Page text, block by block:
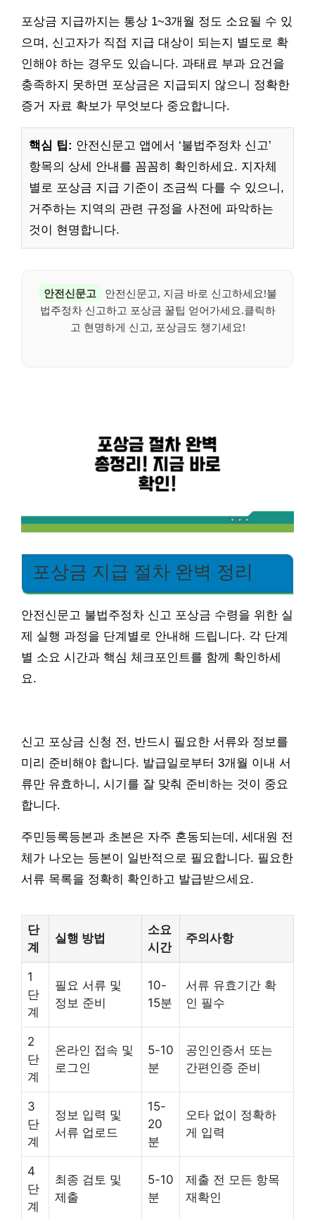
포상금 지급까지는 통상 1~3개월 정도 소요될 수 있
으며, 신고자가 직접 지급 대상이 되는지 별도로 확
인해야 하는 경우도 있습니다. 과태료 부과 요건을
충족하지 못하면 포상금은 지급되지 않으니 정확한
증거 자료 확보가 무엇보다 중요합니다.
핵심 팁: 안전신문고 앱에서 ‘불법주정차 신고’
항목의 상세 안내를 꼼꼼히 확인하세요. 지자체
별로 포상금 지급 기준이 조금씩 다를 수 있으니,
거주하는 지역의 관련 규정을 사전에 파악하는
것이 현명합니다.
안전신문고
안전신문고, 지금 바로 신고하세요!불
법주정차 신고하고 포상금 꿀팁 얻어가세요.클릭하
고 현명하게 신고, 포상금도 챙기세요!
포상금 지급 절차 완벽 정리
안전신문고 불법주정차 신고 포상금 수령을 위한 실
제 실행 과정을 단계별로 안내해 드립니다. 각 단계
별 소요 시간과 핵심 체크포인트를 함께 확인하세
요.
신고 포상금 신청 전, 반드시 필요한 서류와 정보를
미리 준비해야 합니다. 발급일로부터 3개월 이내 서
류만 유효하니, 시기를 잘 맞춰 준비하는 것이 중요
합니다.
주민등록등본과 초본은 자주 혼동되는데, 세대원 전
체가 나오는 등본이 일반적으로 필요합니다. 필요한
서류 목록을 정확히 확인하고 발급받으세요.
단
계
실행 방법
소요
시간
주의사항
1
단
계
필요 서류 및
정보 준비
10-
15분
서류 유효기간 확
인 필수
2
단
계
온라인 접속 및
로그인
5-10
분
공인인증서 또는
간편인증 준비
3
단
계
정보 입력 및
서류 업로드
15-
20
분
오타 없이 정확하
게 입력
4
단
계
최종 검토 및
제출
5-10
분
제출 전 모든 항목
재확인